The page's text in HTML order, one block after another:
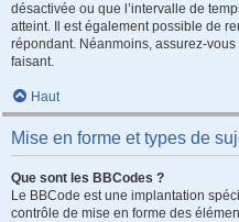
désactivée ou que l’intervalle de
atteint. Il est également possible de
répondant. Néanmoins, assurez-
faisant.
Haut
Mise en forme et types de
Que sont les BBCodes ?
Le BBCode est une implantation
contrôle de mise en forme des